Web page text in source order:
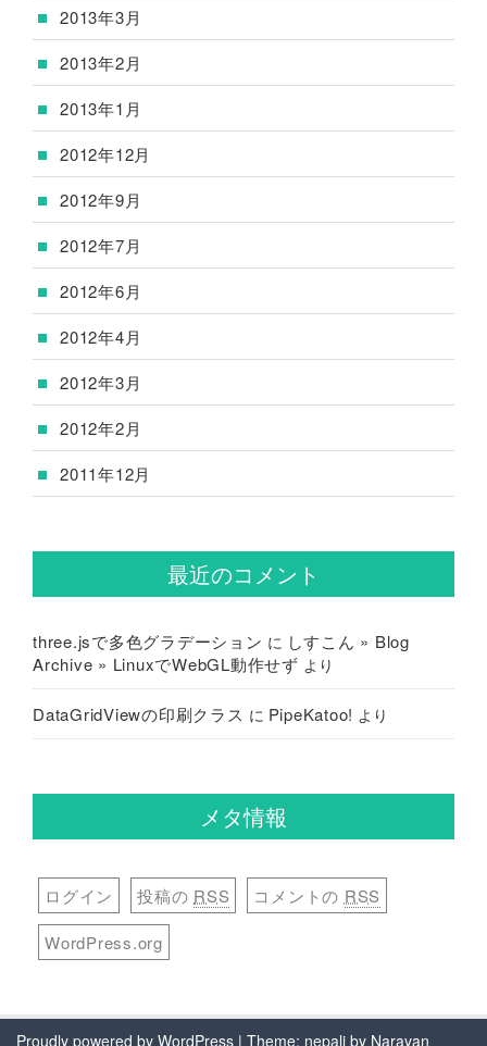
2013年3月
2013年2月
2013年1月
2012年12月
2012年9月
2012年7月
2012年6月
2012年4月
2012年3月
2012年2月
2011年12月
最近のコメント
three.jsで多色グラデーション に しすこん » Blog
Archive » LinuxでWebGL動作せず より
DataGridViewの印刷クラス に PipeKatoo! より
メタ情報
ログイン 投稿の RSS コメントの RSS
WordPress.org
Proudly powered by WordPress | Theme: nepali by Narayan